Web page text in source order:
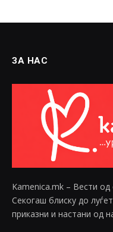
ЗА НАС
Kamenica.mk – Вести
Секогаш блиску до
приказни и настани од